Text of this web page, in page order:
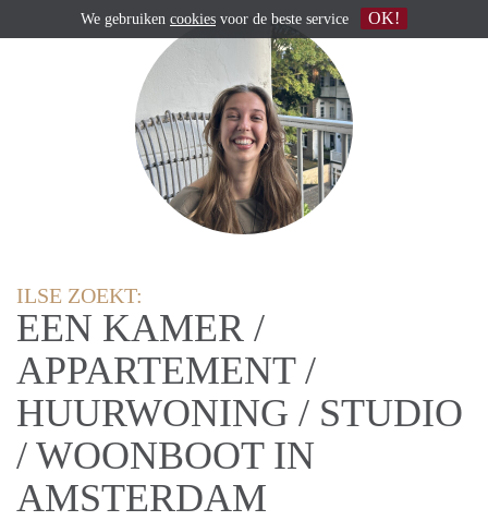
ILSE ZOEKT:
EEN KAMER /
APPARTEMENT /
HUURWONING / STUDIO
/ WOONBOOT IN
AMSTERDAM
We gebruiken cookies voor de beste service OK!